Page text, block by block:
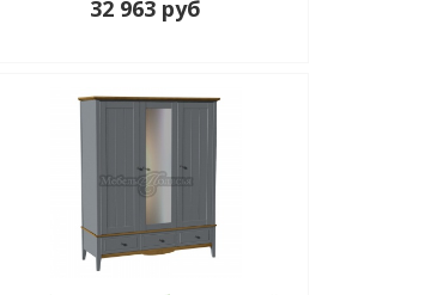
32 963 руб